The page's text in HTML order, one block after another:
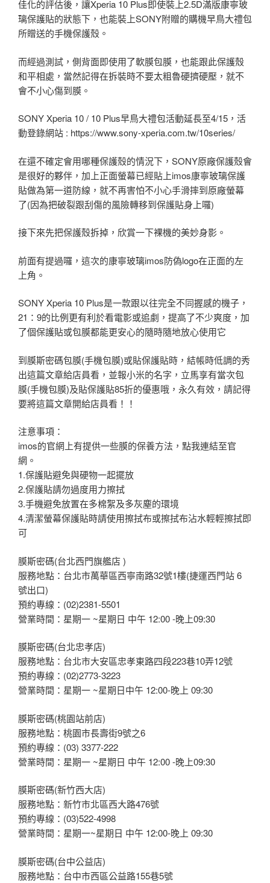
佳化的評估後，讓Xperia 10 Plus即使裝上2.5D滿版康寧玻
璃保護貼的狀態下，也能裝上SONY附贈的購機早鳥大禮包
所贈送的手機保護殼。
而經過測試，側背面即使用了軟膜包膜，也能跟此保護殼
和平相處，當然記得在拆裝時不要太粗魯硬擠硬壓，就不
會不小心傷到膜。
SONY Xperia 10 / 10 Plus早鳥大禮包活動延長至4/15，活
動登錄網站 : https://www.sony-xperia.com.tw/10series/
在還不確定會用哪種保護殼的情況下，SONY原廠保護殼會
是很好的夥伴，加上正面螢幕已經貼上imos康寧玻璃保護
貼做為第一道防線，就不再害怕不小心手滑摔到原廠螢幕
了(因為把破裂跟刮傷的風險轉移到保護貼身上囉)
接下來先把保護殼拆掉，欣賞一下裸機的美妙身影。
前面有提過囉，這次的康寧玻璃imos防偽logo在正面的左
上角。
SONY Xperia 10 Plus是一款跟以往完全不同握感的機子，
21：9的比例更有利於看電影或追劇，提高了不少爽度，加
了個保護貼或包膜都能更安心的隨時隨地放心使用它
到膜斯密碼包膜(手機包膜)或貼保護貼時，結帳時低調的秀
出這篇文章給店員看，並報小米的名字，立馬享有當次包
膜(手機包膜)及貼保護貼85折的優惠哦，永久有效，請記得
要將這篇文章開給店員看！！
注意事項：
imos的官網上有提供一些膜的保養方法，點我連結至官
網。
1.保護貼避免與硬物一起擺放
2.保護貼請勿過度用力擦拭
3.手機避免放置在多棉絮及多灰塵的環境
4.清潔螢幕保護貼時請使用擦拭布或擦拭布沾水輕輕擦拭即
可
膜斯密碼(台北西門旗艦店 )
服務地點：台北市萬華區西寧南路32號1樓(捷運西門站 6
號出口)
預約專線：(02)2381-5501
營業時間：星期一 ~星期日 中午 12:00 -晚上09:30
膜斯密碼(台北忠孝店)
服務地點：台北市大安區忠孝東路四段223巷10弄12號
預約專線：(02)2773-3223
營業時間：星期一 ~星期日中午 12:00-晚上 09:30
膜斯密碼(桃園站前店)
服務地點：桃園市長壽街9號之6
預約專線：(03) 3377-222
營業時間：星期一 ~星期日 中午 12:00 -晚上09:30
膜斯密碼(新竹西大店)
服務地點：新竹市北區西大路476號
預約專線：(03)522-4998
營業時間：星期一~星期日 中午 12:00-晚上 09:30
膜斯密碼(台中公益店)
服務地點：台中市西區公益路155巷5號